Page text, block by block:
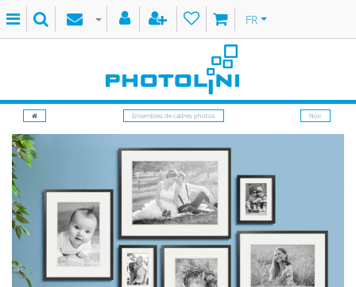
FR
Ensembles de cadres photos Noir